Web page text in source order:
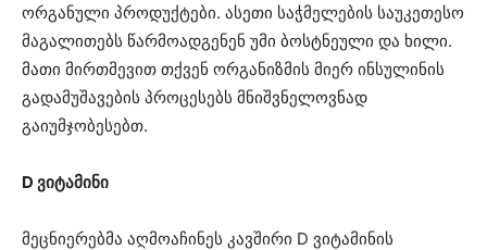
ორგანული პროდუქტები. ასეთი საჭმელების საუკეთესო
მაგალითებს წარმოადგენენ უმი ბოსტნეული და ხილი.
მათი მირთმევით თქვენ ორგანიზმის მიერ ინსულინის
გადამუშავების პროცესებს მნიშვნელოვნად
გაიუმჯობესებთ.
D ვიტამინი
მეცნიერებმა აღმოაჩინეს კავშირი D ვიტამინის